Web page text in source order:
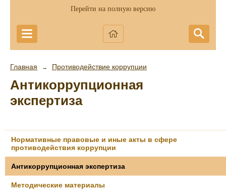
Перейти на полную версию
Главная → Противодействие коррупции
Антикоррупционная
экспертиза
Нормативные правовые и иные акты в сфере
противодействия коррупции
Антикоррупционная экспертиза
Методические материалы